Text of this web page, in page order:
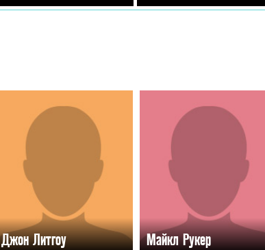
Джон Литгоу Майкл Рукер